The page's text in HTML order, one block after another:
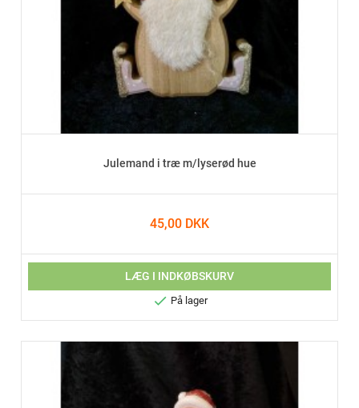
Julemand i træ m/lyserød hue
45,00 DKK
LÆG I INDKØBSKURV
 På lager